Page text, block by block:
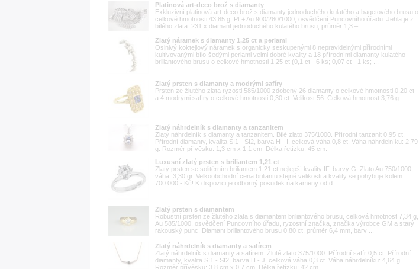
Platinová art-deco brož s diamanty
Exkluzivní platinová art-deco brož s diamanty jednoduchého kulatého a bagetového brusu o
celkové hmotnosti 43,85 g, Pt + Au 900/280/1000, osvědčení Puncovního úřadu. Jehla je z
bílého zlata. 231 x diamant jednoduchého kulatého brusu, průměr 1,3 – ...
Zlatý náramek s diamanty 1,25 ct a perlami
Oslnivý koktejlový náramek s organicky seskupenými 8 nepravidelnými přírodními
kultivovanými bílo-šedými perlami velmi dobré kvality a 18 přírodními diamanty kulatého
briliantového brusu o celkové hmotnosti 1,25 ct (0,1 ct - 6 ks; 0,07 ct - 1 ks; ...
Zlatý prsten s diamanty a modrými safíry
Prsten ze žlutého zlata ryzosti 585/1000 zdobený 26 diamanty o celkové hmotnosti 0,20 ct
a 4 modrými safíry o celkové hmotnosti 0,30 ct. Velikost 56. Celková hmotnost 3,76 g.
Zlatý náhrdelník s diamanty a tanzanitem
Zlatý náhrdelník s diamanty a tanzanitem. Bílé zlato 375/1000. Přírodní tanzanit 0,95 ct.
Přírodní diamanty, kvalita SI1 - SI2, barva H - I, celková váha 0,8 ct. Váha náhrdelníku: 2,79
g. Rozměr přívěsku: 1,3 cm x 1,1 cm. Délka řetízku: 45 cm.
Luxusní zlatý prsten s briliantem 1,21 ct
Zlatý prsten se solitérním briliantem 1,21 ct nejlepší kvality IF, barvy G. Zlato Au 750/1000,
váha: 3,30 gr. Velkoobchodní cena briliantu stejné velikosti a kvality se pohybuje kolem
700.000,- Kč! K dispozici je odborný posudek na kameny od d ...
Zlatý prsten s diamantem
Robustní prsten ze žlutého zlata s diamantem briliantového brusu, celková hmotnost 7,34 g,
Au 585/1000, osvědčení Puncovního úřadu, ryzostní značka, značka výrobce GM a starý
rakouský punc. Diamant briliantového brusu 0,80 ct, průměr 6,4 mm, barv ...
Zlatý náhrdelník s diamanty a safírem
Zlatý náhrdelník s diamanty a safírem. Žluté zlato 375/1000. Přírodní safír 0,5 ct. Přírodní
diamanty, kvalita SI1 - SI2, barva H - J, celková váha 0,3 ct. Váha náhrdelníku: 4,64 g.
Rozměr přívěsku: 3,8 cm x 0,7 cm. Délka řetízku: 42 cm.